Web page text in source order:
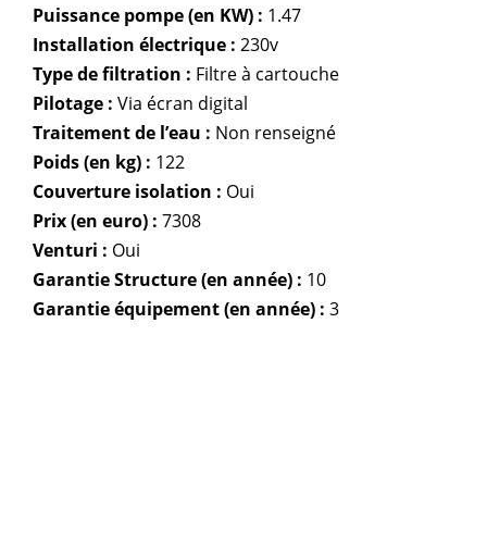
Puissance pompe (en KW) : 1.47
Installation électrique : 230v
Type de filtration : Filtre à cartouche
Pilotage : Via écran digital
Traitement de l’eau : Non renseigné
Poids (en kg) : 122
Couverture isolation : Oui
Prix (en euro) : 7308
Venturi : Oui
Garantie Structure (en année) : 10
Garantie équipement (en année) : 3